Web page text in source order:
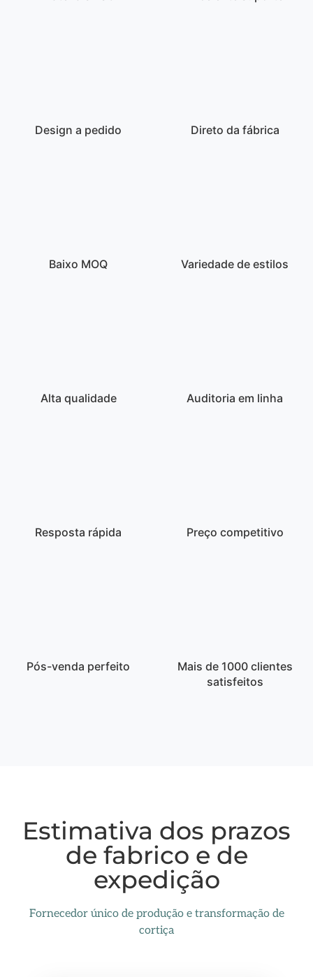
Design a pedido Direto da fábrica
Baixo MOQ Variedade de estilos
Alta qualidade Auditoria em linha
Resposta rápida Preço competitivo
Pós-venda perfeito
Mais de 1000 clientes
satisfeitos
Estimativa dos prazos
de fabrico e de
expedição
Fornecedor único de produção e transformação de
cortiça